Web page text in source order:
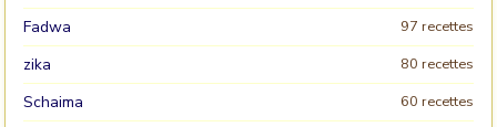
Fadwa 97 recettes
zika 80 recettes
Schaima 60 recettes